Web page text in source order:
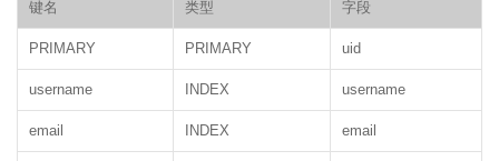
键名 类型 字段
PRIMARY PRIMARY uid
username INDEX username
email INDEX email